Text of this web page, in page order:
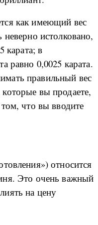
как имеющий вес
истолковано,
карата; в
равно 0,0025 карата.
правильный вес
вы продаете,
что вы вводите
относится
Это очень важный
на цену